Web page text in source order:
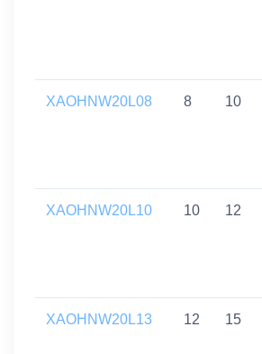
XAOHNW20L08 8 10
XAOHNW20L10 10 12
XAOHNW20L13 12 15